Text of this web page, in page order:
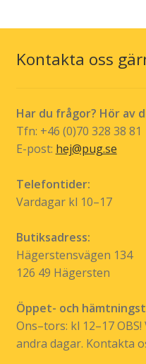
Kontakta oss
Har du frågor? Hör av
Tfn: +46 (0)70 328 38 81
E-post: hej@pug.se
Telefontider:
Vardagar kl 10–17
Butiksadress:
Hägerstensvägen 134
126 49 Hägersten
Öppet- och
Ons–tors: kl 12–17
andra dagar. Kontakta